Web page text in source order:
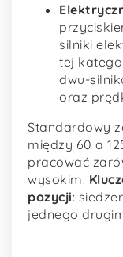
silniki
tej
dwu-
oraz
Standardowy
między 60 a
pracować
wysokim.
pozycji:
jednego